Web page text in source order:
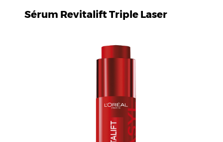
Sérum Revitalift Triple Laser